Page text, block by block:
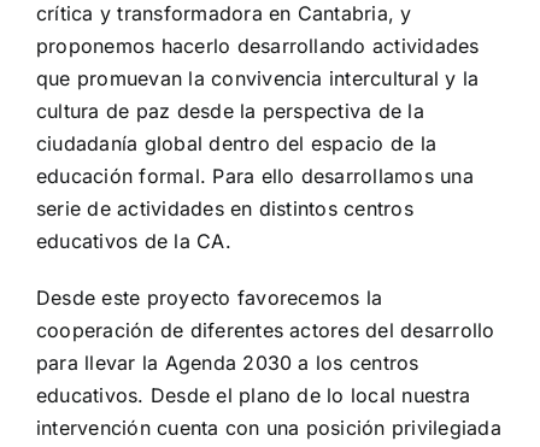
crítica y transformadora en Cantabria, y
proponemos hacerlo desarrollando actividades
que promuevan la convivencia intercultural y la
cultura de paz desde la perspectiva de la
ciudadanía global dentro del espacio de la
educación formal. Para ello desarrollamos una
serie de actividades en distintos centros
educativos de la CA.
Desde este proyecto favorecemos la
cooperación de diferentes actores del desarrollo
para llevar la Agenda 2030 a los centros
educativos. Desde el plano de lo local nuestra
intervención cuenta con una posición privilegiada